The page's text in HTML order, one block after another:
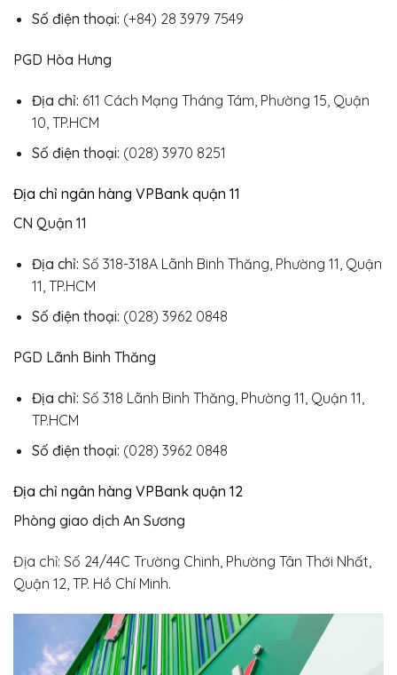
Số điện thoại: (+84) 28 3979 7549
PGD Hòa Hưng
Địa chỉ: 611 Cách Mạng Tháng Tám, Phường 15, Quận
10, TP.HCM
Số điện thoại: (028) 3970 8251
Địa chỉ ngân hàng VPBank quận 11
CN Quận 11
Địa chỉ: Số 318-318A Lãnh Binh Thăng, Phường 11, Quận
11, TP.HCM
Số điện thoại: (028) 3962 0848
PGD Lãnh Binh Thăng
Địa chỉ: Số 318 Lãnh Binh Thăng, Phường 11, Quận 11,
TP.HCM
Số điện thoại: (028) 3962 0848
Địa chỉ ngân hàng VPBank quận 12
Phòng giao dịch An Sương
Địa chỉ: Số 24/44C Trường Chinh, Phường Tân Thới Nhất,
Quận 12, TP. Hồ Chí Minh.